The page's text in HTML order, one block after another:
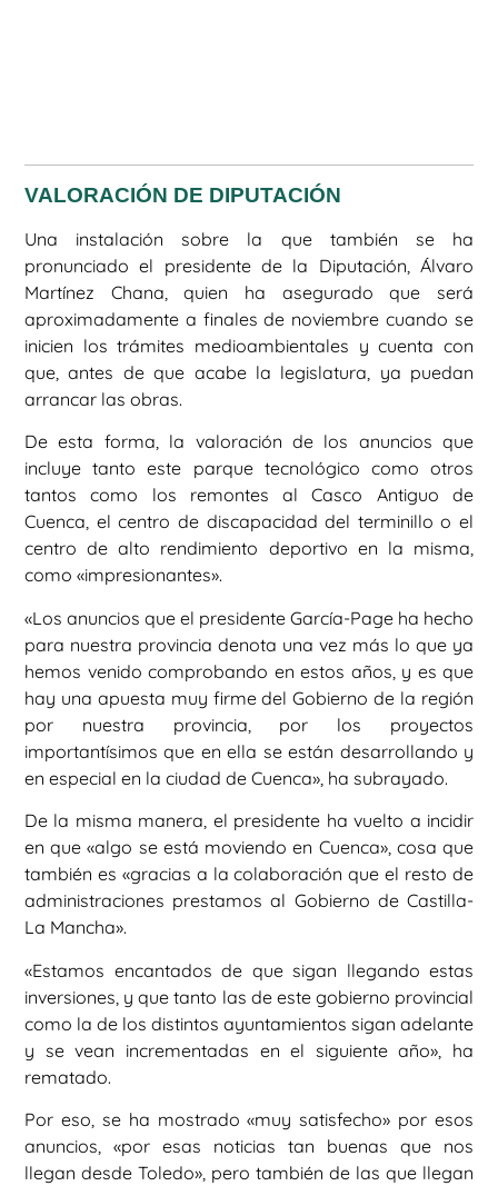
VALORACIÓN DE DIPUTACIÓN
Una instalación sobre la que también se ha
pronunciado el presidente de la Diputación, Álvaro
Martínez Chana, quien ha asegurado que será
aproximadamente a finales de noviembre cuando se
inicien los trámites medioambientales y cuenta con
que, antes de que acabe la legislatura, ya puedan
arrancar las obras.
De esta forma, la valoración de los anuncios que
incluye tanto este parque tecnológico como otros
tantos como los remontes al Casco Antiguo de
Cuenca, el centro de discapacidad del terminillo o el
centro de alto rendimiento deportivo en la misma,
como «impresionantes».
«Los anuncios que el presidente García-Page ha hecho
para nuestra provincia denota una vez más lo que ya
hemos venido comprobando en estos años, y es que
hay una apuesta muy firme del Gobierno de la región
por nuestra provincia, por los proyectos
importantísimos que en ella se están desarrollando y
en especial en la ciudad de Cuenca», ha subrayado.
De la misma manera, el presidente ha vuelto a incidir
en que «algo se está moviendo en Cuenca», cosa que
también es «gracias a la colaboración que el resto de
administraciones prestamos al Gobierno de Castilla-
La Mancha».
«Estamos encantados de que sigan llegando estas
inversiones, y que tanto las de este gobierno provincial
como la de los distintos ayuntamientos sigan adelante
y se vean incrementadas en el siguiente año», ha
rematado.
Por eso, se ha mostrado «muy satisfecho» por esos
anuncios, «por esas noticias tan buenas que nos
llegan desde Toledo», pero también de las que llegan